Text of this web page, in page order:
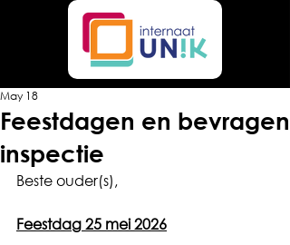
Feestdagen en bevragen
inspectie
May 18
Beste ouder(s),
Feestdag 25 mei 2026